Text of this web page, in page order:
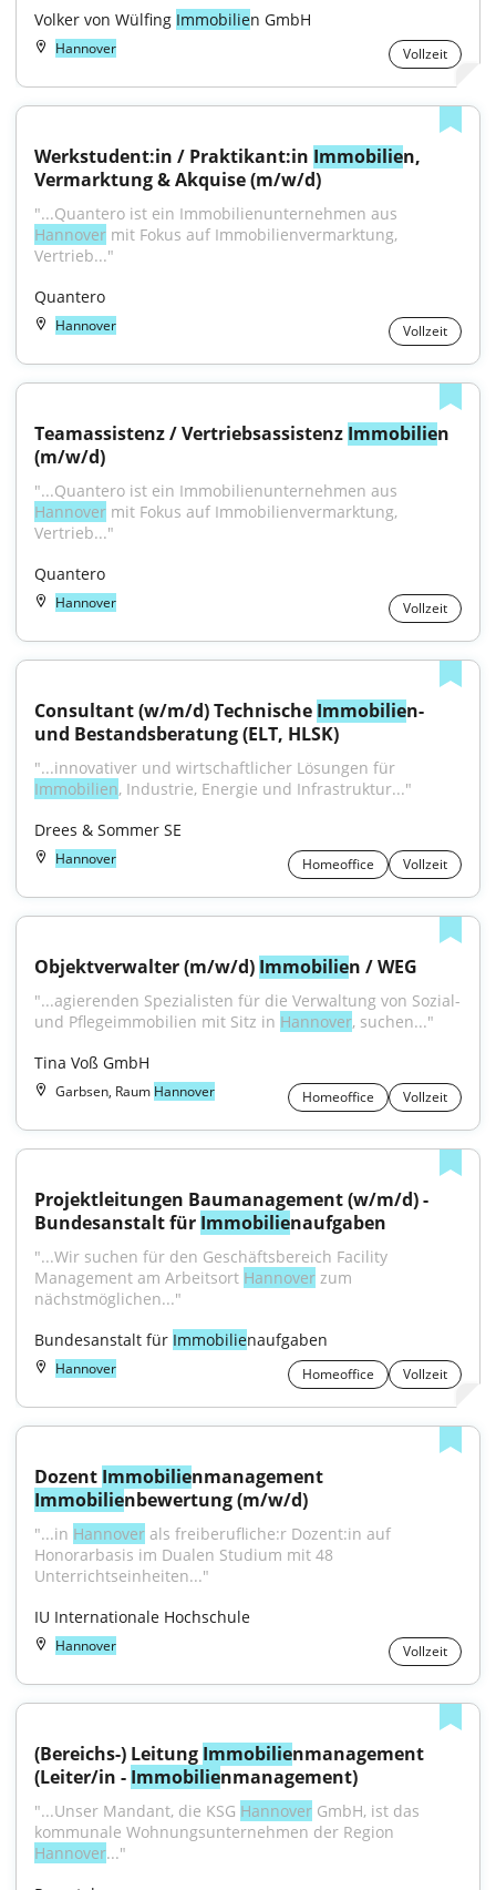
Volker von Wülfing Immobilien GmbH
Hannover Vollzeit
Werkstudent:in / Praktikant:in Immobilien,
Vermarktung & Akquise (m/w/d)
Hannover mit Fokus auf Immobilienvermarktung,
Vertrieb..."
Quantero
Hannover Vollzeit
Teamassistenz / Vertriebsassistenz Immobilien
(m/w/d)
Hannover mit Fokus auf Immobilienvermarktung,
Vertrieb..."
Quantero
Hannover Vollzeit
Consultant (w/m/d) Technische Immobilien-
und Bestandsberatung (ELT, HLSK)
Immobilien, Industrie, Energie und Infrastruktur..."
Drees & Sommer SE
Hannover Homeoffice Vollzeit
Objektverwalter (m/w/d) Immobilien / WEG
"...agierenden Spezialisten für die Verwaltung von Sozial-
und Pflegeimmobilien mit Sitz in Hannover, suchen..."
Tina Voß GmbH
Garbsen, Raum Hannover Homeoffice Vollzeit
Projektleitungen Baumanagement (w/m/d) -
Bundesanstalt für Immobilienaufgaben
"...Wir suchen für den Geschäftsbereich Facility
Management am Arbeitsort Hannover zum
nächstmöglichen..."
Bundesanstalt für Immobilienaufgaben
Hannover Homeoffice Vollzeit
Dozent Immobilie
Immobilienbewertung (m/w/d)
"...in Hannover als freiberufliche:r Dozent:in auf
Honorarbasis im Dualen Studium mit 48
Unterrichtseinheiten..."
IU Internationale Hochschule
Hannover Vollzeit
(Bereichs-) Leitung Immobilienmanagement
(Leiter/in - Immobilienmanagement)
"...Unser Mandant, die KSG Hannover GmbH, ist das
Hannover..."